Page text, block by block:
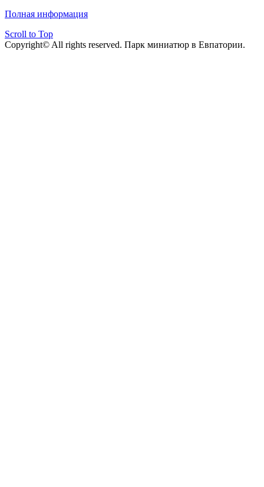
Полная информация
Scroll to Top
Copyright© All rights reserved. Парк миниатюр в Евпатории.